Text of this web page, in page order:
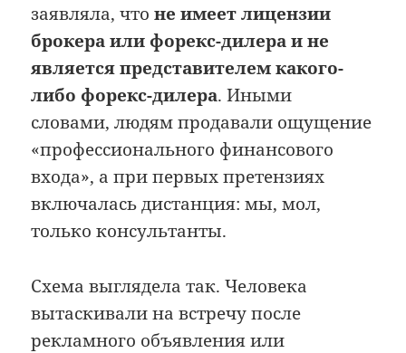
заявляла, чтоне имеет лицензии
брокера или форекс-дилера и не
является представителем какого-
либо форекс-дилера. Иными
словами, людям продавали ощущение
«профессионального финансового
входа», а при первых претензиях
включалась дистанция: мы, мол,
только консультанты.
Схема выглядела так. Человека
вытаскивали на встречу после
рекламного объявления или